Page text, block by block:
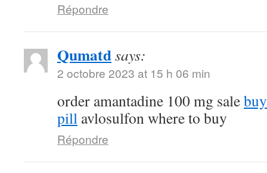
Répondre
Qumatdsays:
2 octobre 2023 at 15 h 06 min
order amantadine 100 mg sale
pill avlosulfon where to buy
Répondre